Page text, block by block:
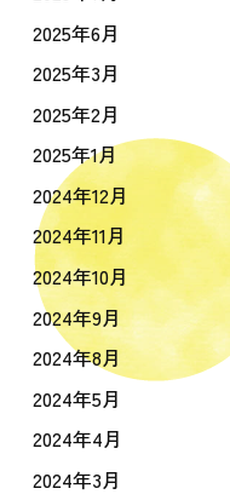
2025年6月
2025年3月
2025年2月
2025年1月
2024年12月
2024年11月
2024年10月
2024年9月
2024年8月
2024年5月
2024年4月
2024年3月